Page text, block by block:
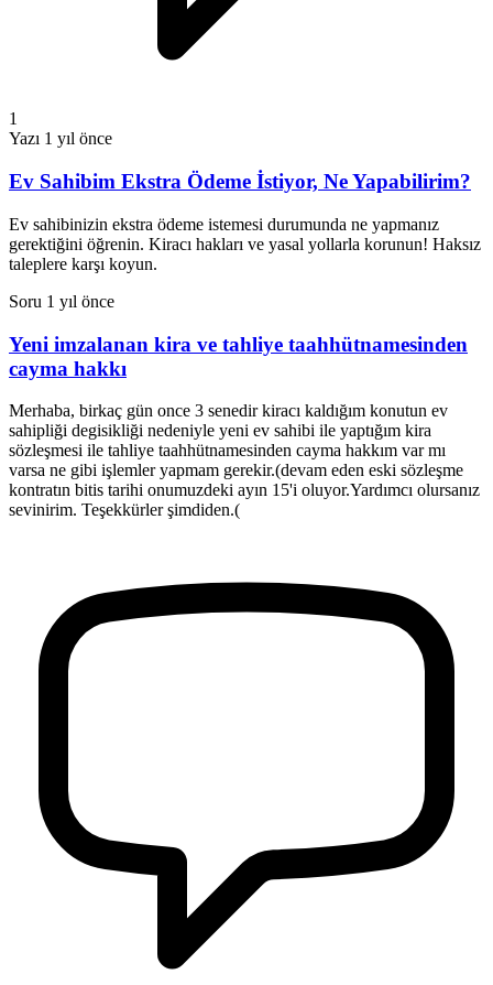
1
Yazı 1 yıl önce
Ev Sahibim Ekstra Ödeme İstiyor, Ne Yapabilirim?
Ev sahibinizin ekstra ödeme istemesi durumunda ne yapmanız
gerektiğini öğrenin. Kiracı hakları ve yasal yollarla korunun! Haksız
taleplere karşı koyun.
Soru 1 yıl önce
Yeni imzalanan kira ve tahliye taahhütnamesinden
cayma hakkı
Merhaba, birkaç gün once 3 senedir kiracı kaldığım konutun ev
sahipliği degisikliği nedeniyle yeni ev sahibi ile yaptığım kira
sözleşmesi ile tahliye taahhütnamesinden cayma hakkım var mı
varsa ne gibi işlemler yapmam gerekir.(devam eden eski sözleşme
kontratın bitis tarihi onumuzdeki ayın 15'i oluyor.Yardımcı olursanız
sevinirim. Teşekkürler şimdiden.(